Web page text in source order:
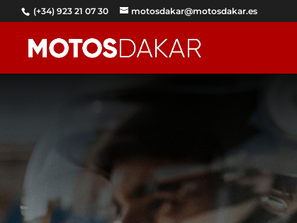
(+34) 923 21 07 30 motosdakar@motosdakar.es